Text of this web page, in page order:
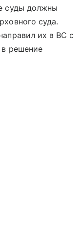
суды должны
суда.
их в ВС с
в решение